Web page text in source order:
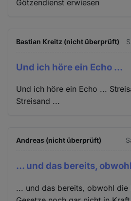
Götzendienst erwiesen
Bastian Kreitz (nicht überprüft)
Und ich höre ein Echo ...
Und ich höre ein Echo ...
Streisand ...
Andreas (nicht überprüft)
... und das bereits, obwohl
... und das bereits, obwohl die